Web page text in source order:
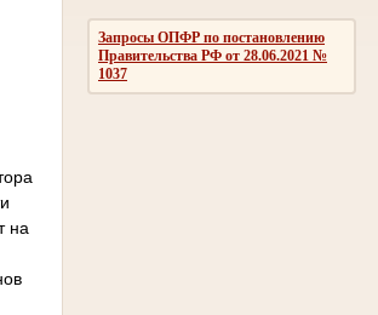
Запросы ОПФР по постановлению
Правительства РФ от 28.06.2021 №
1037
на